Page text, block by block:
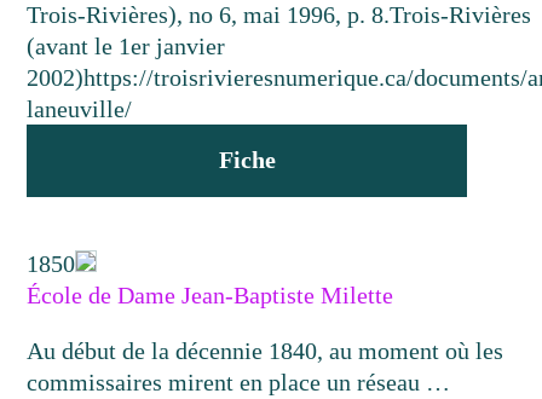
Trois-Rivières), no 6, mai 1996, p. 8.Trois-Rivières
(avant le 1er janvier
2002)https://troisrivieresnumerique.ca/documents/
laneuville/
Fiche
1850
École de Dame Jean-Baptiste Milette
Au début de la décennie 1840, au moment où les
commissaires mirent en place un réseau …